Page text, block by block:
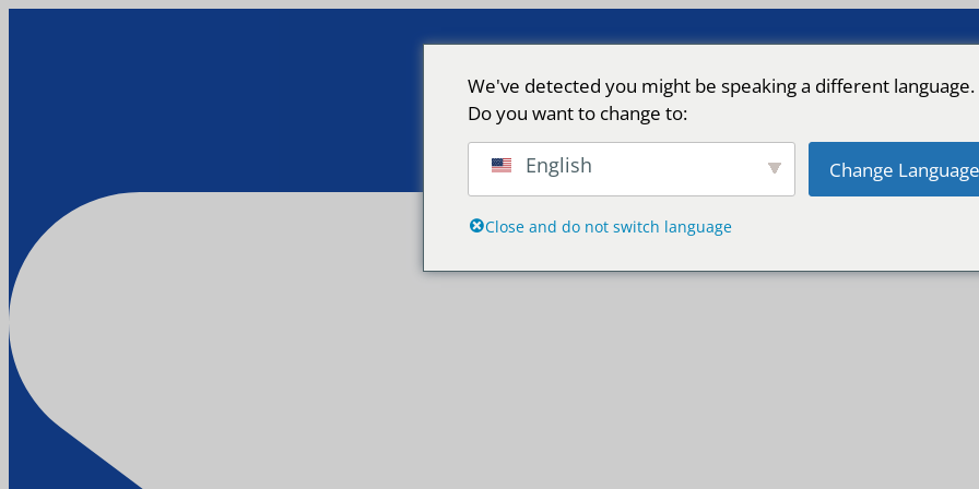
We've detected you might be speaking a different language.
Do you want to change to:
English Change Language
Close and do not switch language